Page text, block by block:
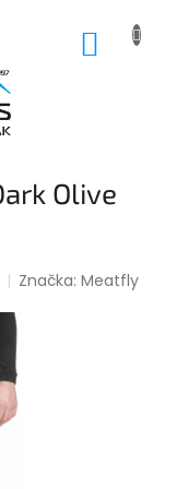
Olive
Značka:Meatfly